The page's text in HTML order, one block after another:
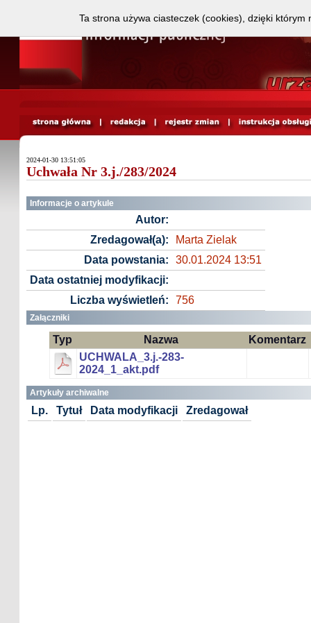
2024-01-30 13:51:05
Uchwała Nr 3.j./283/2024
Informacje o artykule
Autor:
Zredagował(a):
Marta Zielak
Data powstania:
30.01.2024 13:51
Data ostatniej modyfikacji:
Liczba wyświetleń:
756
Załączniki
Typ Nazwa
Komentarz
UCHWALA_3.j.-283-
2024_1_akt.pdf
Artykuły archiwalne
Lp. Tytuł Data modyfikacji Zredagował
Ta strona używa ciasteczek (cookies), dzięki którym